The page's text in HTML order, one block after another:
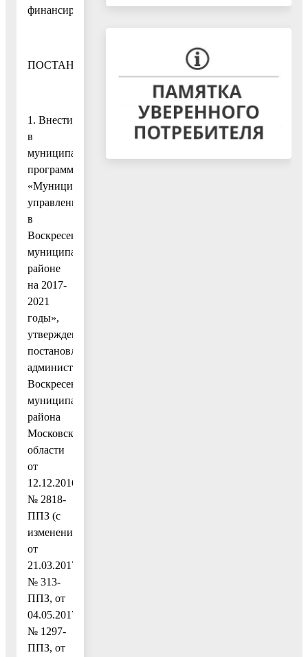
финансирования
ПОСТАНОВЛЯЮ:
1. Внести
в
муниципальную
программу
«Муниципальное
управление
в
Воскресенском
муниципальном
районе
на 2017-
2021
годы»,
утвержденную
постановлением
администрации
Воскресенского
муниципального
района
Московской
области
от
12.12.2016
№ 2818-
ППЗ (с
изменениями
от
21.03.2017
№ 313-
ППЗ, от
04.05.2017
№ 1297-
ППЗ, от